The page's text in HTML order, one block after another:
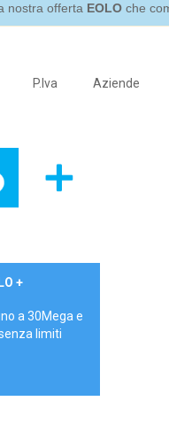
nostra offerta EOLO che
P.Iva Aziende
+
a 30Mega e
limiti